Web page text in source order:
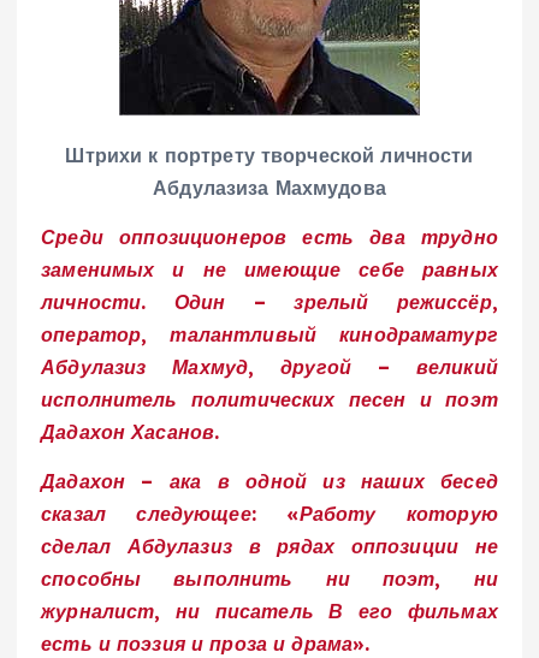
Штрихи к портрету творческой личности
Абдулазиза Махмудова
Среди оппозиционеров есть два трудно
заменимых и не имеющие себе равных
личности. Один – зрелый режиссёр,
оператор, талантливый кинодраматург
Абдулазиз Махмуд, другой – великий
исполнитель политических песен и поэт
Дадахон Хасанов.
Дадахон – ака в одной из наших бесед
сказал следующее: «Работу которую
сделал Абдулазиз в рядах оппозиции не
способны выполнить ни поэт, ни
журналист, ни писатель В его фильмах
есть и поэзия и проза и драма».